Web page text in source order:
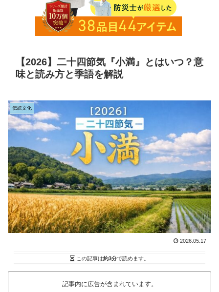
【2026】二十四節気『小満』とはいつ？意
味と読み方と季語を解説
伝統文化
2026.05.17
この記事は約3分で読めます。
記事内に広告が含まれています。